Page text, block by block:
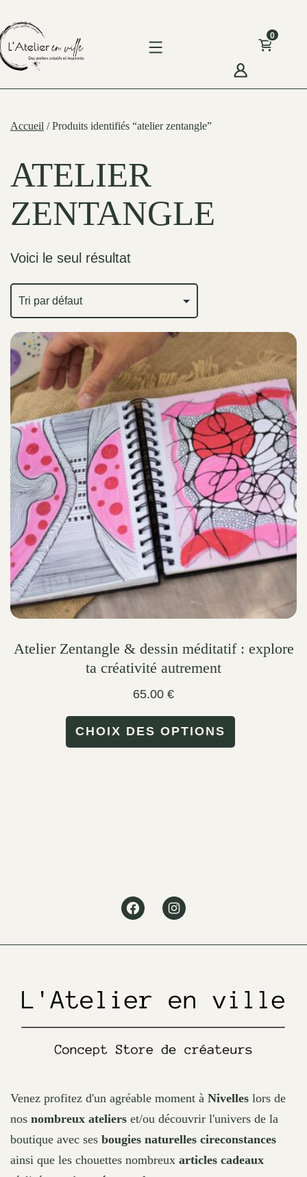
to
content
0
Accueil / Produits identifiés “atelier zentangle”
ATELIER
ZENTANGLE
Voici le seul résultat
Atelier Zentangle & dessin méditatif : explore
ta créativité autrement
65.00 €
CHOIX DES OPTIONS
product
page
FacebookInstagram
Venez profitez d'un agréable moment à Nivelles lors de
nos nombreux ateliers et/ou découvrir l'univers de la
boutique avec ses bougies naturelles cireconstances
ainsi que les chouettes nombreux articles cadeaux